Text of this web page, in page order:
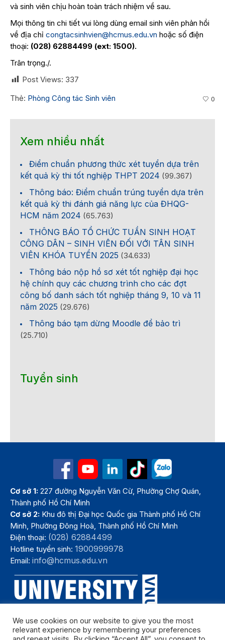
và sinh viên chịu hoàn toàn trách nhiệm về sau.
Mọi thông tin chi tiết vui lòng dùng email sinh viên phản hồi
về địa chỉ congtacsinhvien@hcmus.edu.vn hoặc số điện
thoại: (028) 62884499 (ext: 1500).
Trân trọng./.
Post Views: 337
Thẻ: Phòng Công tác Sinh viên 0
Xem nhiều nhất
Điểm chuẩn phương thức xét tuyển dựa trên
kết quả kỳ thi tốt nghiệp THPT 2024 (99.367)
Thông báo: Điểm chuẩn trúng tuyển dựa trên
kết quả kỳ thi đánh giá năng lực của ĐHQG-
HCM năm 2024 (65.763)
THÔNG BÁO TỔ CHỨC TUẦN SINH HOẠT
CÔNG DÂN – SINH VIÊN ĐỐI VỚI TÂN SINH
VIÊN KHÓA TUYỂN 2025 (34.633)
Thông báo nộp hồ sơ xét tốt nghiệp đại học
hệ chính quy các chương trình cho các đợt
công bố danh sách tốt nghiệp tháng 9, 10 và 11
năm 2025 (29.676)
Thông báo tạm dừng Moodle để bảo trì
(25.710)
Tuyển sinh
Cơ sở 1: 227 đường Nguyễn Văn Cừ, Phường Chợ Quán,
Thành phố Hồ Chí Minh
Cơ sở 2: Khu đô thị Đại học Quốc gia Thành phố Hồ Chí
Minh, Phường Đông Hoà, Thành phố Hồ Chí Minh
Điện thoại: (028) 62884499
Hotline tuyển sinh:1900999978
Email:info@hcmus.edu.vn
We use cookies on our website to give you the most
relevant experience by remembering your preferences